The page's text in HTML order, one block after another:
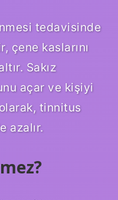
tedavisinde
çene kaslarını
Sakız
açar ve kişiyi
tinnitus
azalır.